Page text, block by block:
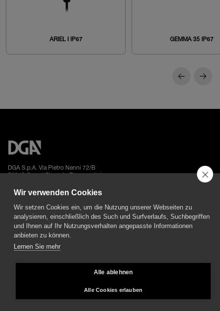
ARIEL I IP67 GEMMA 35 IP67
DGA S.p.A. Via Pietro Nenni 72/B
50013 Campi Bisenzio Firenze - Italy
All rights reserved - VAT No. 02237280488 - REA: FI496272 - Share capital: €
2.500.000,00
Wir verwenden Cookies
Wir setzen Cookies ein, um die Nutzung unserer Webseiten zu
analysieren, einschließlich des Such und Surfverlaufs, Suchbegriffen
und Ihnen auf Ihr Nutzungsverhalten angepasste Informationen
anbieten zu können.
Lernen Sie mehr
Alle ablehnen
Alle Cookies erlauben